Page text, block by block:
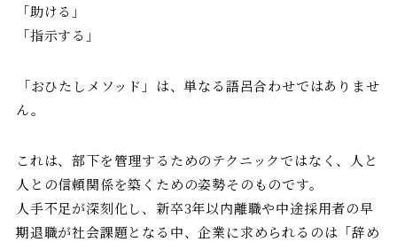
「助ける」
「指示する」
――「おひたしメソッド」は、単なる語呂合わせではありませ
ん。
これは、部下を管理するためのテクニックではなく、人と
人との信頼関係を築くための姿勢そのものです。
人手不足が深刻化し、新卒3年以内離職や中途採用者の早
期退職が社会課題となる中、企業に求められるのは「辞め